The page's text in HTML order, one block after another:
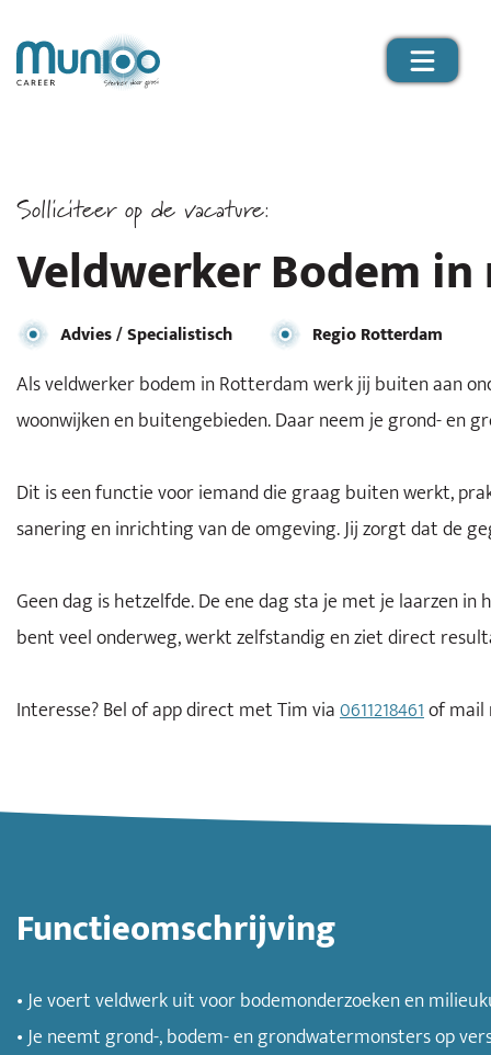
Solliciteer op de vacature:
Veldwerker Bodem
Advies / Specialistisch Regio Rotterdam
Als veldwerker bodem in Rotterdam werk jij buiten aan
woonwijken en buitengebieden. Daar neem je grond- en
Dit is een functie voor iemand die graag buiten werkt,
sanering en inrichting van de omgeving. Jij zorgt dat de
Geen dag is hetzelfde. De ene dag sta je met je laarzen
bent veel onderweg, werkt zelfstandig en ziet direct
Interesse? Bel of app direct met Tim via0611218461of
Functieomschrijving
• Je voert veldwerk uit voor bodemonderzoeken en
• Je neemt grond-, bodem- en grondwatermonsters op